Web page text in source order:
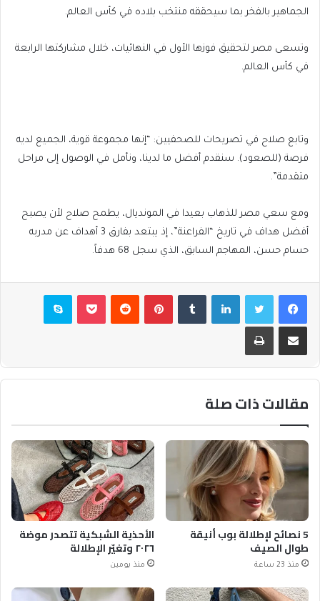
الجماهير بالفخر بما سيحققه منتخب بلاده في ⁠⁠⁠⁠⁠⁠⁠⁠كأس العالم.
وتسعى مصر لتحقيق فوزها الأول في النهائيات، خلال مشاركتها الرابعة
⁠⁠⁠⁠⁠⁠⁠⁠في كأس العالم.
وتابع صلاح في تصريحات للصحفيين: “إنها مجموعة قوية، الجميع لديه
فرصة (للصعود). سنقدم أفضل ما ⁠⁠⁠⁠⁠⁠⁠⁠لدينا، ونأمل في الوصول إلى مراحل
متقدمة”.
ومع سعي مصر ⁠⁠⁠⁠⁠⁠⁠⁠للذهاب بعيدا في المونديال، يطمح صلاح لأن يصبح
‌‌‌‌‌‌‌‌أفضل هداف في تاريخ “الفراعنة”، إذ يبتعد بفارق 3 أهداف عن مدربه
حسام ‌‌‌‌‌‌‌‌حسن، ‌‌‌‌‌‌‌‌المهاجم السابق، الذي سجل 68 هدفاً.
فيسبوكتويتر لينكدإن بينتيريست بوكيت سكايب
مشاركة عبر البريد طباعة
مقالات ذات صلة
5 نصائح لإطلالة بوب أنيقة
طوال الصيف
منذ 23 ساعة
الأحذية الشبكية تتصدر موضة
٢٠٢٦ وتغيّر الإطلالة
منذ يومين